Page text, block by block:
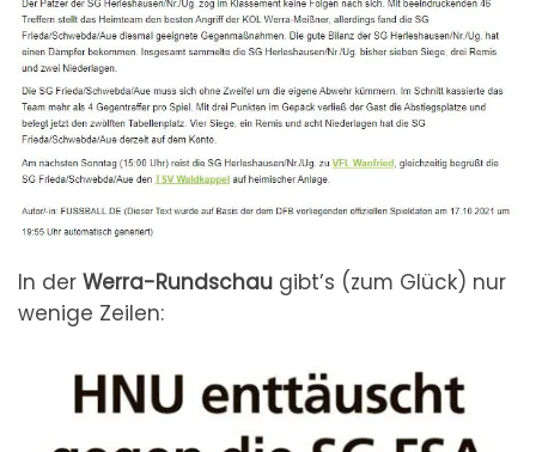
In der Werra-Rundschau gibt’s (zum Glück) nur
wenige Zeilen: